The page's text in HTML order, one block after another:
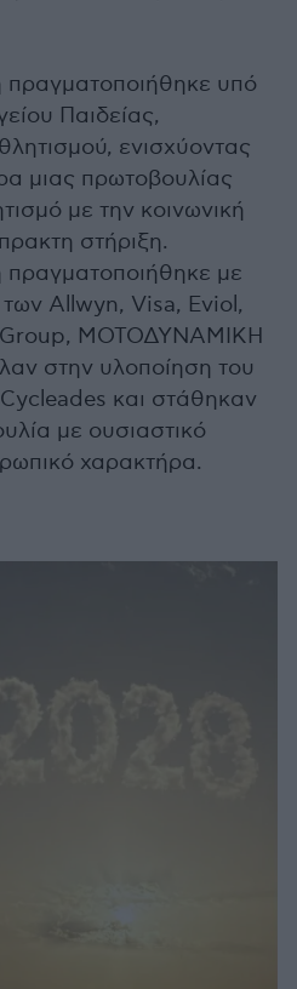
πραγματοποιήθηκε υπό
Παιδείας,
ενισχύοντας
μιας πρωτοβουλίας
με την κοινωνική
στήριξη.
με
των Allwyn, Visa, Eviol,
Group, ΜΟΤΟΔΥΝΑΜΙΚΗ
στην υλοποίηση του
και στάθηκαν
με ουσιαστικό
χαρακτήρα.